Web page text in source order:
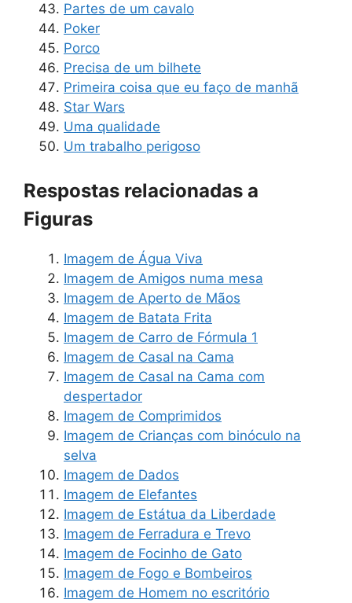
Partes de um cavalo
Poker
Porco
Precisa de um bilhete
Primeira coisa que eu faço de manhã
Star Wars
Uma qualidade
Um trabalho perigoso
Respostas relacionadas a
Figuras
Imagem de Água Viva
Imagem de Amigos numa mesa
Imagem de Aperto de Mãos
Imagem de Batata Frita
Imagem de Carro de Fórmula 1
Imagem de Casal na Cama
Imagem de Casal na Cama com
despertador
Imagem de Comprimidos
Imagem de Crianças com binóculo na
selva
Imagem de Dados
Imagem de Elefantes
Imagem de Estátua da Liberdade
Imagem de Ferradura e Trevo
Imagem de Focinho de Gato
Imagem de Fogo e Bombeiros
Imagem de Homem no escritório